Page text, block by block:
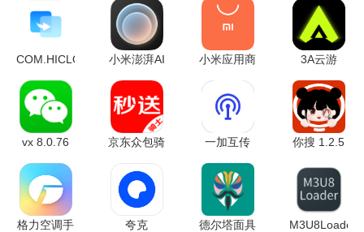
COM.HICLOUD.ANDROID.CLONE
14.6.0.320
安卓版
小米澎湃AI
引擎 2.3.2-
2025040810
安卓版
小米应用商
店 4.98.1
安卓正版
3A云游
2.7.25 官方
vx 8.0.76
官方版
京东众包骑
最新版
一加互传
16.4.50 安
卓版
你搜 1.2.5
格力空调手
夸克
德尔塔面具
M3U8Loader